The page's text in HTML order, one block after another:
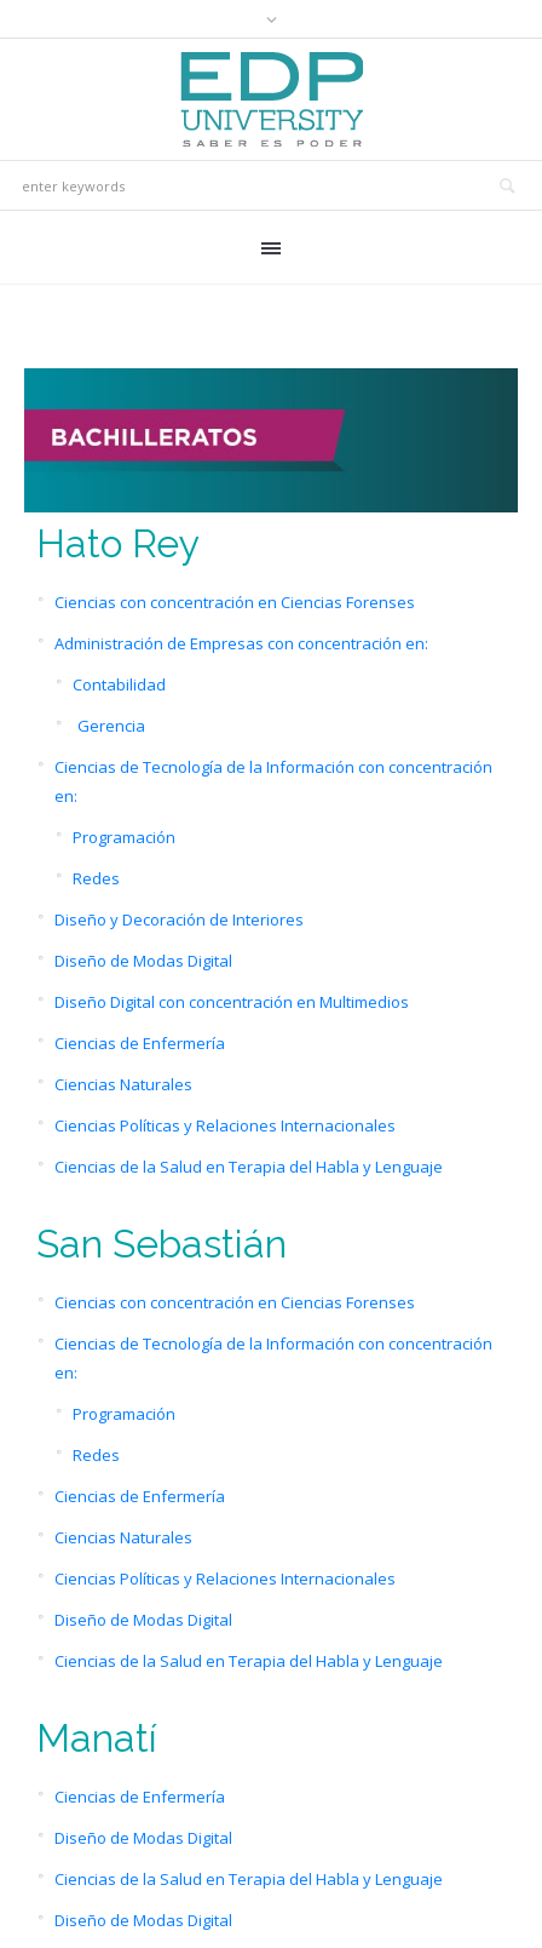
Hato Rey
Ciencias con concentración en Ciencias Forenses
Administración de Empresas con concentración en:
Contabilidad
Gerencia
Ciencias de Tecnología de la Información con concentración
en:
Programación
Redes
Diseño y Decoración de Interiores
Diseño de Modas Digital
Diseño Digital con concentración en Multimedios
Ciencias de Enfermería
Ciencias Naturales
Ciencias Políticas y Relaciones Internacionales
Ciencias de la Salud en Terapia del Habla y Lenguaje
San Sebastián
Ciencias con concentración en Ciencias Forenses
Ciencias de Tecnología de la Información con concentración
en:
Programación
Redes
Ciencias de Enfermería
Ciencias Naturales
Ciencias Políticas y Relaciones Internacionales
Diseño de Modas Digital
Ciencias de la Salud en Terapia del Habla y Lenguaje
Manatí
Ciencias de Enfermería
Diseño de Modas Digital
Ciencias de la Salud en Terapia del Habla y Lenguaje
Diseño de Modas Digital